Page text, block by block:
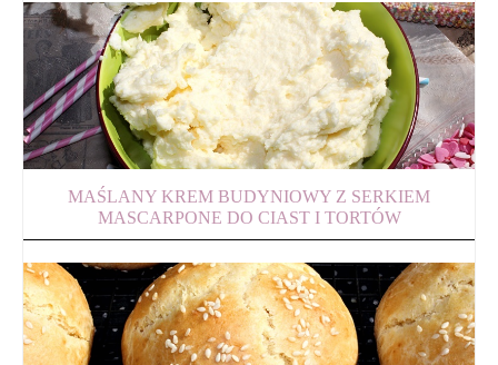
MAŚLANY KREM BUDYNIOWY Z SERKIEM
MASCARPONE DO CIAST I TORTÓW